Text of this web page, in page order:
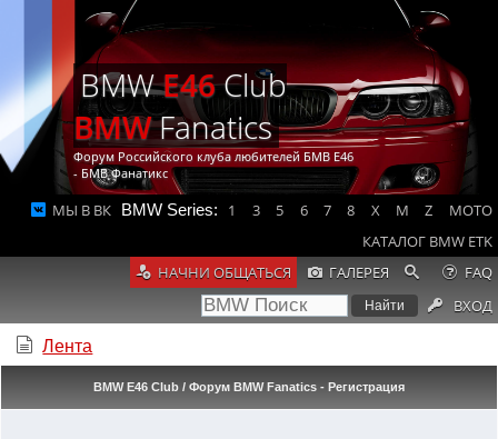
BMWE46Club
BMWFanatics
Форум Российского клуба любителей БМВ Е46
- БМВ Фанатикс
МЫ В ВК BMW Series: 1 3 5 6 7 8 X M Z
MOTO
КАТАЛОГ BMW ETK
НАЧНИ ОБЩАТЬСЯ
ГАЛЕРЕЯ
FAQ
ВХОД
Лента
BMW E46 Club / Форум BMW Fanatics - Регистрация